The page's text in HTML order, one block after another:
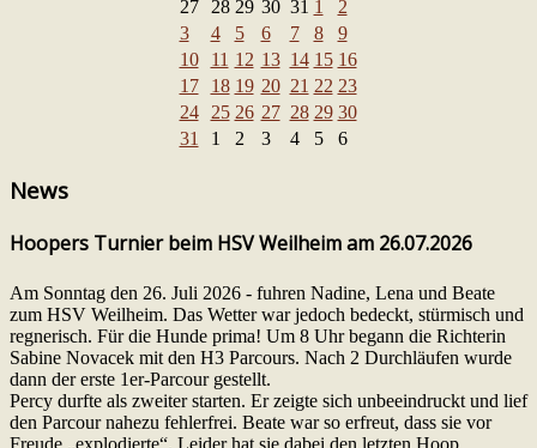
27
28 29 30 31 1
2
3
4 5 6 7 8
9
10
11 12 13 14 15 16
17
18 19 20 21 22 23
24
25 26 27 28 29 30
31
1 2 3 4 5 6
News
Hoopers Turnier beim HSV Weilheim am 26.07.2026
Am Sonntag den 26. Juli 2026 - fuhren Nadine, Lena und Beate
zum HSV Weilheim. Das Wetter war jedoch bedeckt, stürmisch und
regnerisch. Für die Hunde prima! Um 8 Uhr begann die Richterin
Sabine Novacek mit den H3 Parcours. Nach 2 Durchläufen wurde
dann der erste 1er-Parcour gestellt.
Percy durfte als zweiter starten. Er zeigte sich unbeeindruckt und lief
den Parcour nahezu fehlerfrei. Beate war so erfreut, dass sie vor
Freude „explodierte“. Leider hat sie dabei den letzten Hoop